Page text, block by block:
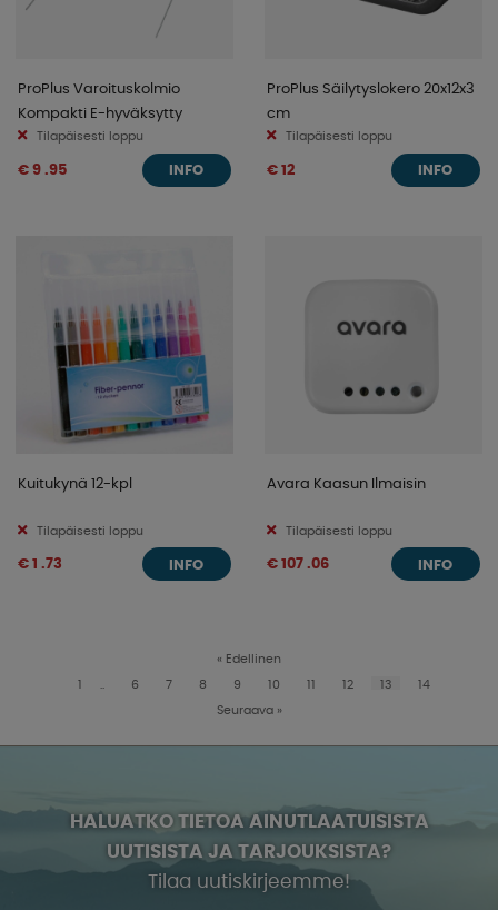
ProPlus Varoituskolmio
Kompakti E-hyväksytty
Tilapäisesti loppu
€ 9 .95 INFO
ProPlus Säilytyslokero 20x12x3
cm
Tilapäisesti loppu
€ 12 INFO
Kuitukynä 12-kpl
Tilapäisesti loppu
€ 1 .73 INFO
Avara Kaasun Ilmaisin
Tilapäisesti loppu
€ 107 .06 INFO
« Edellinen
1 6 7 8 9 10 11 12 13 14
Seuraava »
HALUATKO TIETOA AINUTLAATUISISTA
UUTISISTA JA TARJOUKSISTA?
Tilaa uutiskirjeemme!